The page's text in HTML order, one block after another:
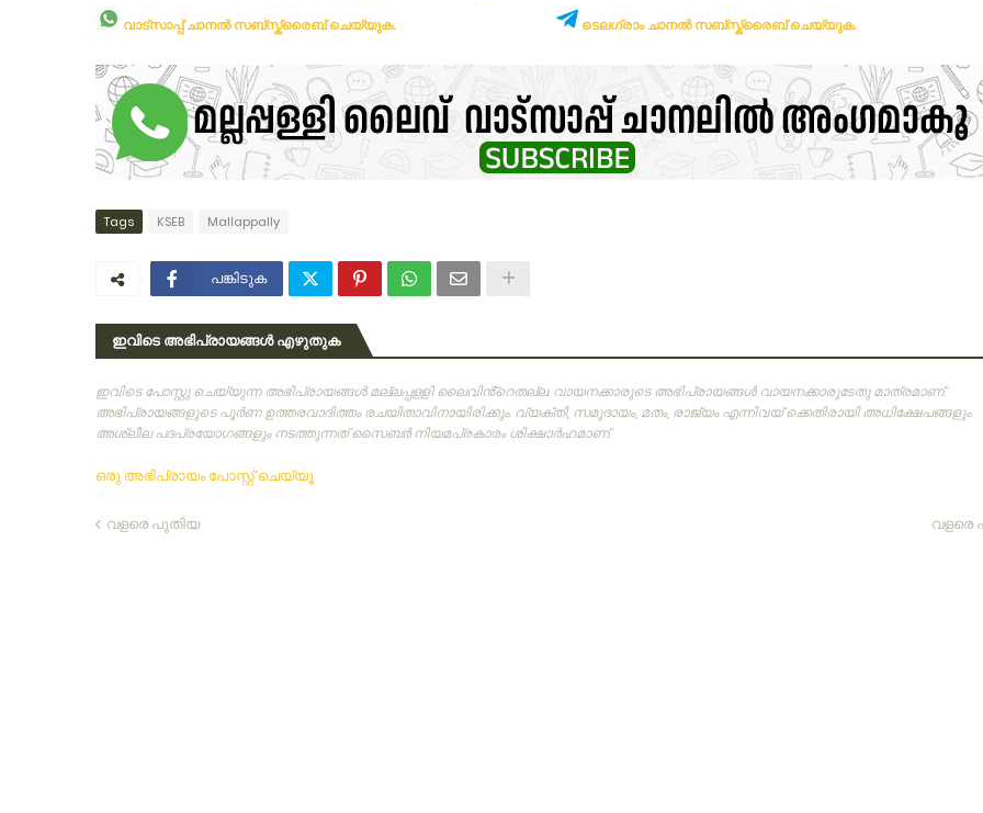
വാട്സാപ്പ് ചാനൽ സബ്സ്ക്രൈബ് ചെയ്യുക. ടെലഗ്രാം ചാനൽ സബ്സ്ക്രൈബ് ചെയ്യുക.
Tags KSEB Mallappally
പങ്കിടുക
ഇവിടെ അഭിപ്രായങ്ങൾ എഴുതുക
ഇവിടെ പോസ്റ്റു ചെയ്യുന്ന അഭിപ്രായങ്ങള്‍ മല്ലപ്പള്ളി ലൈവിൻ്റെതല്ല. വായനക്കാരുടെ അഭിപ്രായങ്ങള്‍ വായനക്കാരുടേതു മാത്രമാണ്‌.
അഭിപ്രായങ്ങളുടെ പൂര്‍ണ ഉത്തരവാദിത്തം രചയിതാവിനായിരിക്കും. വ്യക്തി, സമുദായം, മതം, രാജ്യം എന്നിവയ് ക്കെതിരായി അധിക്ഷേപങ്ങളും
അശ്ലീല പദപ്രയോഗങ്ങളും നടത്തുന്നത്‌ സൈബര്‍ നിയമപ്രകാരം ശിക്ഷാര്‍ഹമാണ്‌.
ഒരു അഭിപ്രായം പോസ്റ്റ് ചെയ്യൂ
വളരെ പുതിയ വളരെ